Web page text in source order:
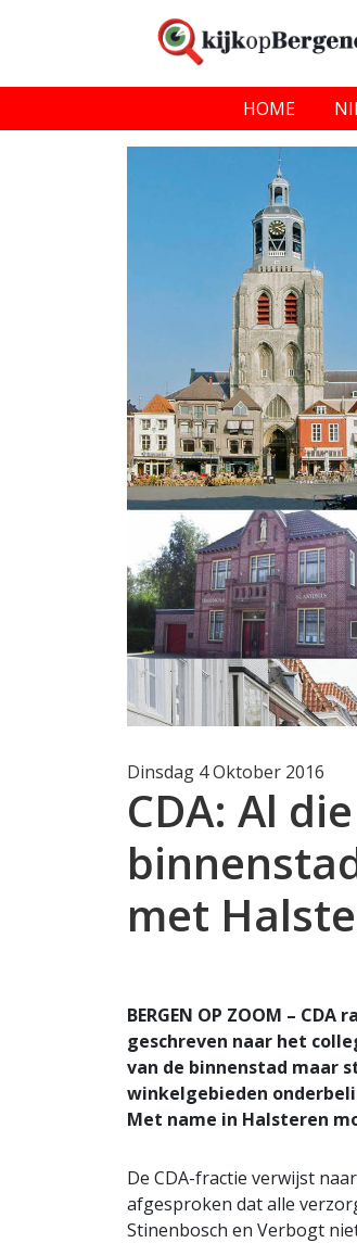
HOME
Dinsdag 4 Oktober 2016
CDA: Al
met
BERGEN OP ZOOM –
geschreven naar het
van de binnenstad maar
winkelgebieden
Met name in Halsteren
De CDA-fractie verwijst
afgesproken dat alle
Stinenbosch en Verbogt